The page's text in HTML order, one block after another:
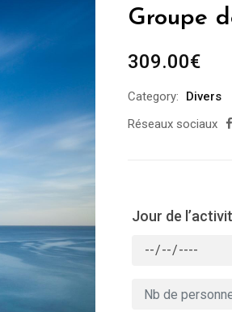
Groupe
309.00€
Category:
Divers
Réseaux sociaux
Jour de